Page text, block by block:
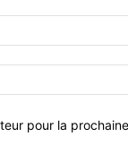
pour la